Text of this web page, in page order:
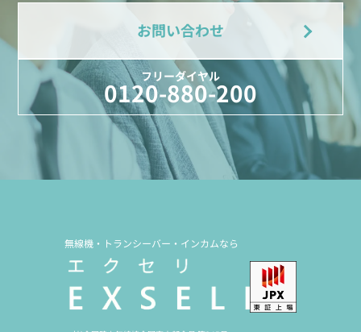
お問い合わせ
フリーダイヤル
0120-880-200
無線機・トランシーバー・インカムなら